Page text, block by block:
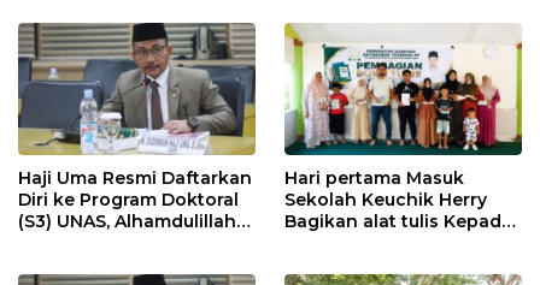
Haji Uma Resmi Daftarkan
Diri ke Program Doktoral
(S3) UNAS, Alhamdulillah
Hari pertama Masuk
Sekolah Keuchik Herry
Bagikan alat tulis Kepada